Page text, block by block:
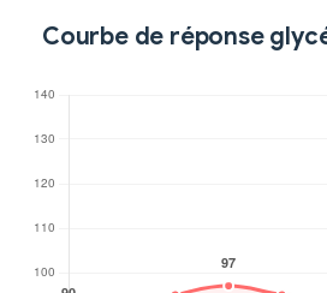
Courbe de réponse